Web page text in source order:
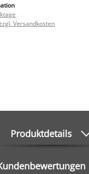
Versandkosten
Produktdetails